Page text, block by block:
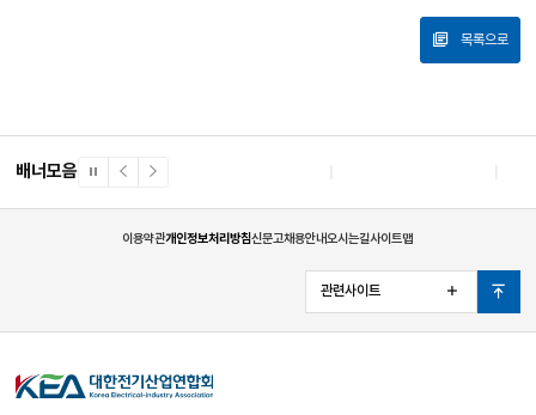
목록으로
배너모음
일
이
너
다
너
이용약관개인정보처리방침신문고채용안내오시는길사이트맵
관련사이트
열
기
맨
위
로